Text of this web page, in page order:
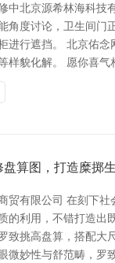
中北京源希林海科技
角度讨论，卫生间门
进行遮挡。 北京佑
样貌化解。 愿你喜气
盘算图，打造糜掷
贸有限公司 在刻下
的利用，不错打造出
致挑高盘算，搭配大
微妙性与舒范畴，罗